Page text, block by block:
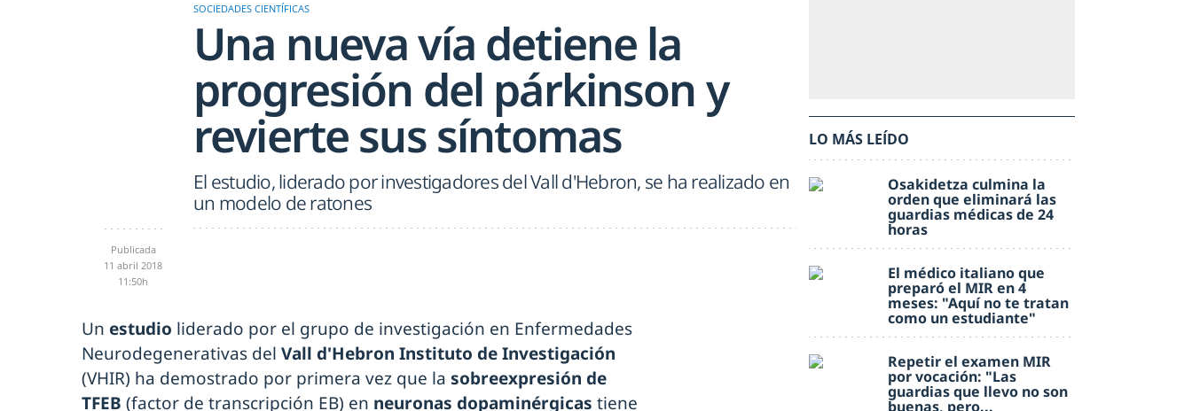
SOCIEDADES CIENTÍFICAS
Una nueva vía detiene la
progresión del párkinson y
revierte sus síntomas
El estudio, liderado por investigadores del Vall d'Hebron, se ha realizado en
un modelo de ratones
Publicada
11 abril 2018
11:50h
Un estudio liderado por el grupo de investigación en Enfermedades
Neurodegenerativas del Vall d'Hebron Instituto de Investigación
(VHIR) ha demostrado por primera vez que la sobreexpresión de
TFEB (factor de transcripción EB) en neuronas dopaminérgicas tiene
LO MÁS LEÍDO
Osakidetza culmina la
orden que eliminará las
guardias médicas de 24
horas
El médico italiano que
preparó el MIR en 4
meses: "Aquí no te tratan
como un estudiante"
Repetir el examen MIR
por vocación: "Las
guardias que llevo no son
buenas, pero...